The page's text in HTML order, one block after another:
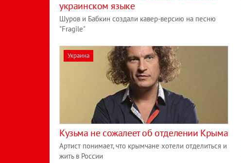
украинском языке
Шуров и Бабкин создали кавер-версию на песню
"Fragile"
Украина
Кузьма не сожалеет об отделении Крыма
Артист понимает, что крымчане хотели отделиться и
жить в России